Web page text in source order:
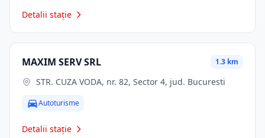
Detalii stație
MAXIM SERV SRL 1.3 km
STR. CUZA VODA, nr. 82, Sector 4, jud. Bucuresti
Autoturisme
Detalii stație